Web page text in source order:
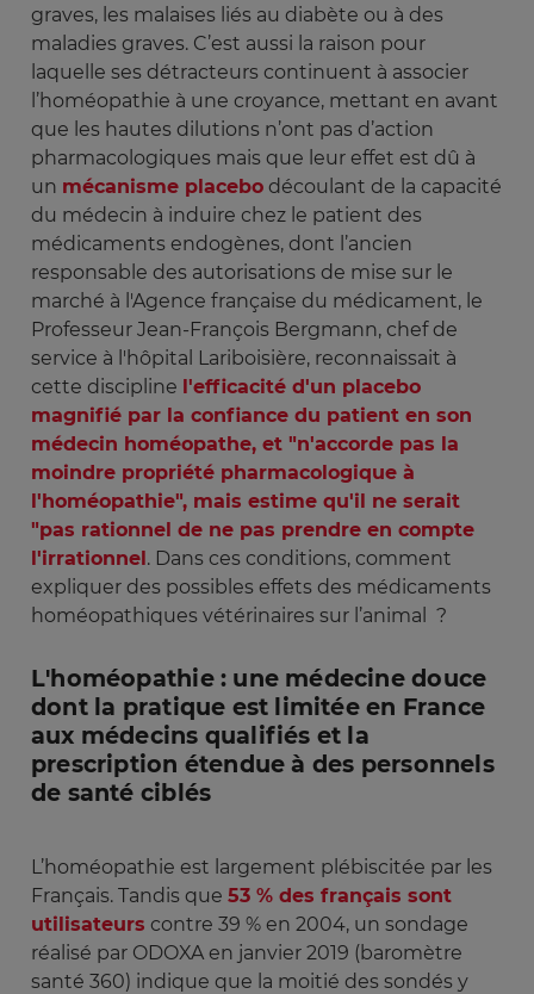
graves, les malaises liés au diabète ou à des
maladies graves. C’est aussi la raison pour
laquelle ses détracteurs continuent à associer
l’homéopathie à une croyance, mettant en avant
que les hautes dilutions n’ont pas d’action
pharmacologiques mais que leur effet est dû à
un mécanisme placebo découlant de la capacité
du médecin à induire chez le patient des
médicaments endogènes, dont l’ancien
responsable des autorisations de mise sur le
marché à l'Agence française du médicament, le
Professeur Jean-François Bergmann, chef de
service à l'hôpital Lariboisière, reconnaissait à
cette discipline l'efficacité d'un placebo
magnifié par la confiance du patient en son
médecin homéopathe, et "n'accorde pas la
moindre propriété pharmacologique à
l'homéopathie", mais estime qu'il ne serait
"pas rationnel de ne pas prendre en compte
l'irrationnel. Dans ces conditions, comment
expliquer des possibles effets des médicaments
homéopathiques vétérinaires sur l’animal ?
L'homéopathie : une médecine douce
dont la pratique est limitée en France
aux médecins qualifiés et la
prescription étendue à des personnels
de santé ciblés
L’homéopathie est largement plébiscitée par les
Français. Tandis que 53 % des français sont
utilisateurs contre 39 % en 2004, un sondage
réalisé par ODOXA en janvier 2019 (baromètre
santé 360) indique que la moitié des sondés y